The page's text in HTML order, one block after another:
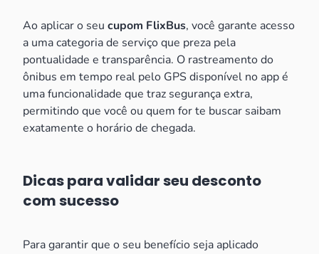
Ao aplicar o seu cupom FlixBus, você garante acesso
a uma categoria de serviço que preza pela
pontualidade e transparência. O rastreamento do
ônibus em tempo real pelo GPS disponível no app é
uma funcionalidade que traz segurança extra,
permitindo que você ou quem for te buscar saibam
exatamente o horário de chegada.
Dicas para validar seu desconto
com sucesso
Para garantir que o seu benefício seja aplicado